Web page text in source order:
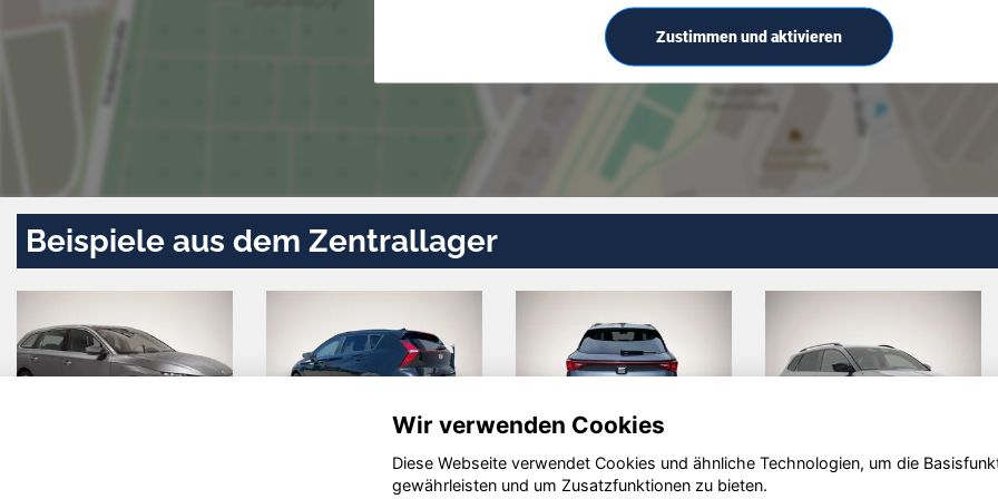
Zustimmen und aktivieren
Beispiele aus dem Zentrallager
Audi Q3 Hyundai Kia
Wir verwenden Cookies
Diese Webseite verwendet Cookies und ähnliche Technologien, um die
gewährleisten und um Zusatzfunktionen zu bieten.